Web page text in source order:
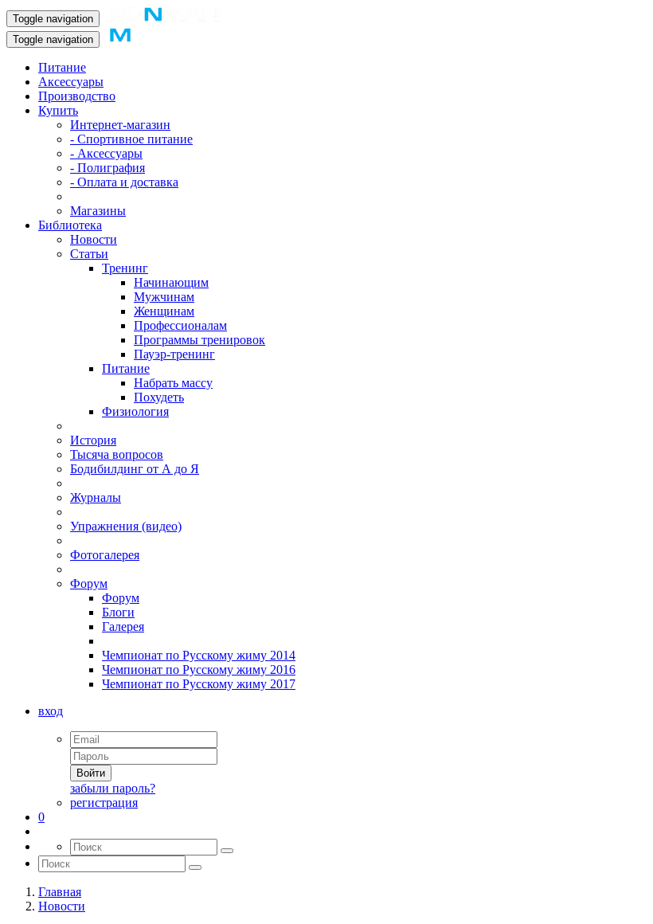
Toggle navigation
Toggle navigation
Питание
Аксессуары
Производство
Купить
Интернет-магазин
- Спортивное питание
- Аксессуары
- Полиграфия
- Оплата и доставка
Магазины
Библиотека
Новости
Статьи
Тренинг
Начинающим
Мужчинам
Женщинам
Профессионалам
Программы тренировок
Пауэр-тренинг
Питание
Набрать массу
Похудеть
Физиология
История
Тысяча вопросов
Бодибилдинг от А до Я
Журналы
Упражнения (видео)
Фотогалерея
Форум
Форум
Блоги
Галерея
Чемпионат по Русскому жиму 2014
Чемпионат по Русскому жиму 2016
Чемпионат по Русскому жиму 2017
вход
Войти
забыли пароль?
регистрация
0
Главная
Новости